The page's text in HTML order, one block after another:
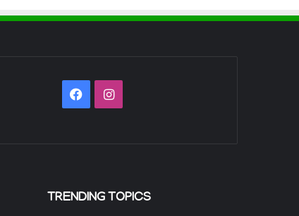
FacebookInstagram
TRENDING TOPICS